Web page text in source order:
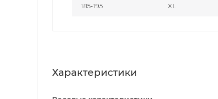
185-195 XL
Характеристики